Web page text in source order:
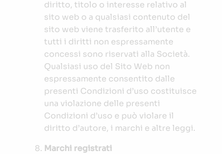
diritto, titolo o interesse relativo al
sito web o a qualsiasi contenuto del
sito web viene trasferito all’utente e
tutti i diritti non espressamente
concessi sono riservati alla Società.
Qualsiasi uso del Sito Web non
espressamente consentito dalle
presenti Condizioni d’uso costituisce
una violazione delle presenti
Condizioni d’uso e può violare il
diritto d’autore, i marchi e altre leggi.
Marchi registrati